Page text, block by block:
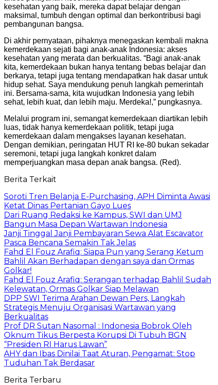
kesehatan yang baik, mereka dapat belajar dengan
maksimal, tumbuh dengan optimal dan berkontribusi bagi
pembangunan bangsa.
Di akhir pernyataan, pihaknya menegaskan kembali makna
kemerdekaan sejati bagi anak-anak Indonesia: akses
kesehatan yang merata dan berkualitas. “Bagi anak-anak
kita, kemerdekaan bukan hanya tentang bebas belajar dan
berkarya, tetapi juga tentang mendapatkan hak dasar untuk
hidup sehat. Saya mendukung penuh langkah pemerintah
ini. Bersama-sama, kita wujudkan Indonesia yang lebih
sehat, lebih kuat, dan lebih maju. Merdeka!,” pungkasnya.
Melalui program ini, semangat kemerdekaan diartikan lebih
luas, tidak hanya kemerdekaan politik, tetapi juga
kemerdekaan dalam mengakses layanan kesehatan.
Dengan demikian, peringatan HUT RI ke-80 bukan sekadar
seremoni, tetapi juga langkah konkret dalam
memperjuangkan masa depan anak bangsa. (Red).
Berita Terkait
Soroti Tren Belanja E-Purchasing, APH Diminta Awasi
Ketat Dinas Pertanian Gayo Lues
Dari Ruang Redaksi ke Kampus, SWI dan UMJ
Bangun Masa Depan Wartawan Indonesia
Janji Tinggal Janji Pembayaran Sewa Alat Escavator
Pasca Bencana Semakin Tak Jelas
Fahd El Fouz Arafiq: Siapa Pun yang Serang Ketum
Bahlil Akan Berhadapan dengan saya dan Ormas
Golkar!
Fahd El Fouz Arafiq: Serangan terhadap Bahlil Sudah
Kelewatan, Ormas Golkar Siap Melawan
DPP SWI Terima Arahan Dewan Pers, Langkah
Strategis Menuju Organisasi Wartawan yang
Berkualitas
Prof DR Sutan Nasomal : Indonesia Bobrok Oleh
Oknum Tikus Berpesta Korupsi Di Tubuh BGN
“Presiden RI Harus Lawan”
AHY dan Ibas Dinilai Taat Aturan, Pengamat: Stop
Tuduhan Tak Berdasar
Berita Terbaru